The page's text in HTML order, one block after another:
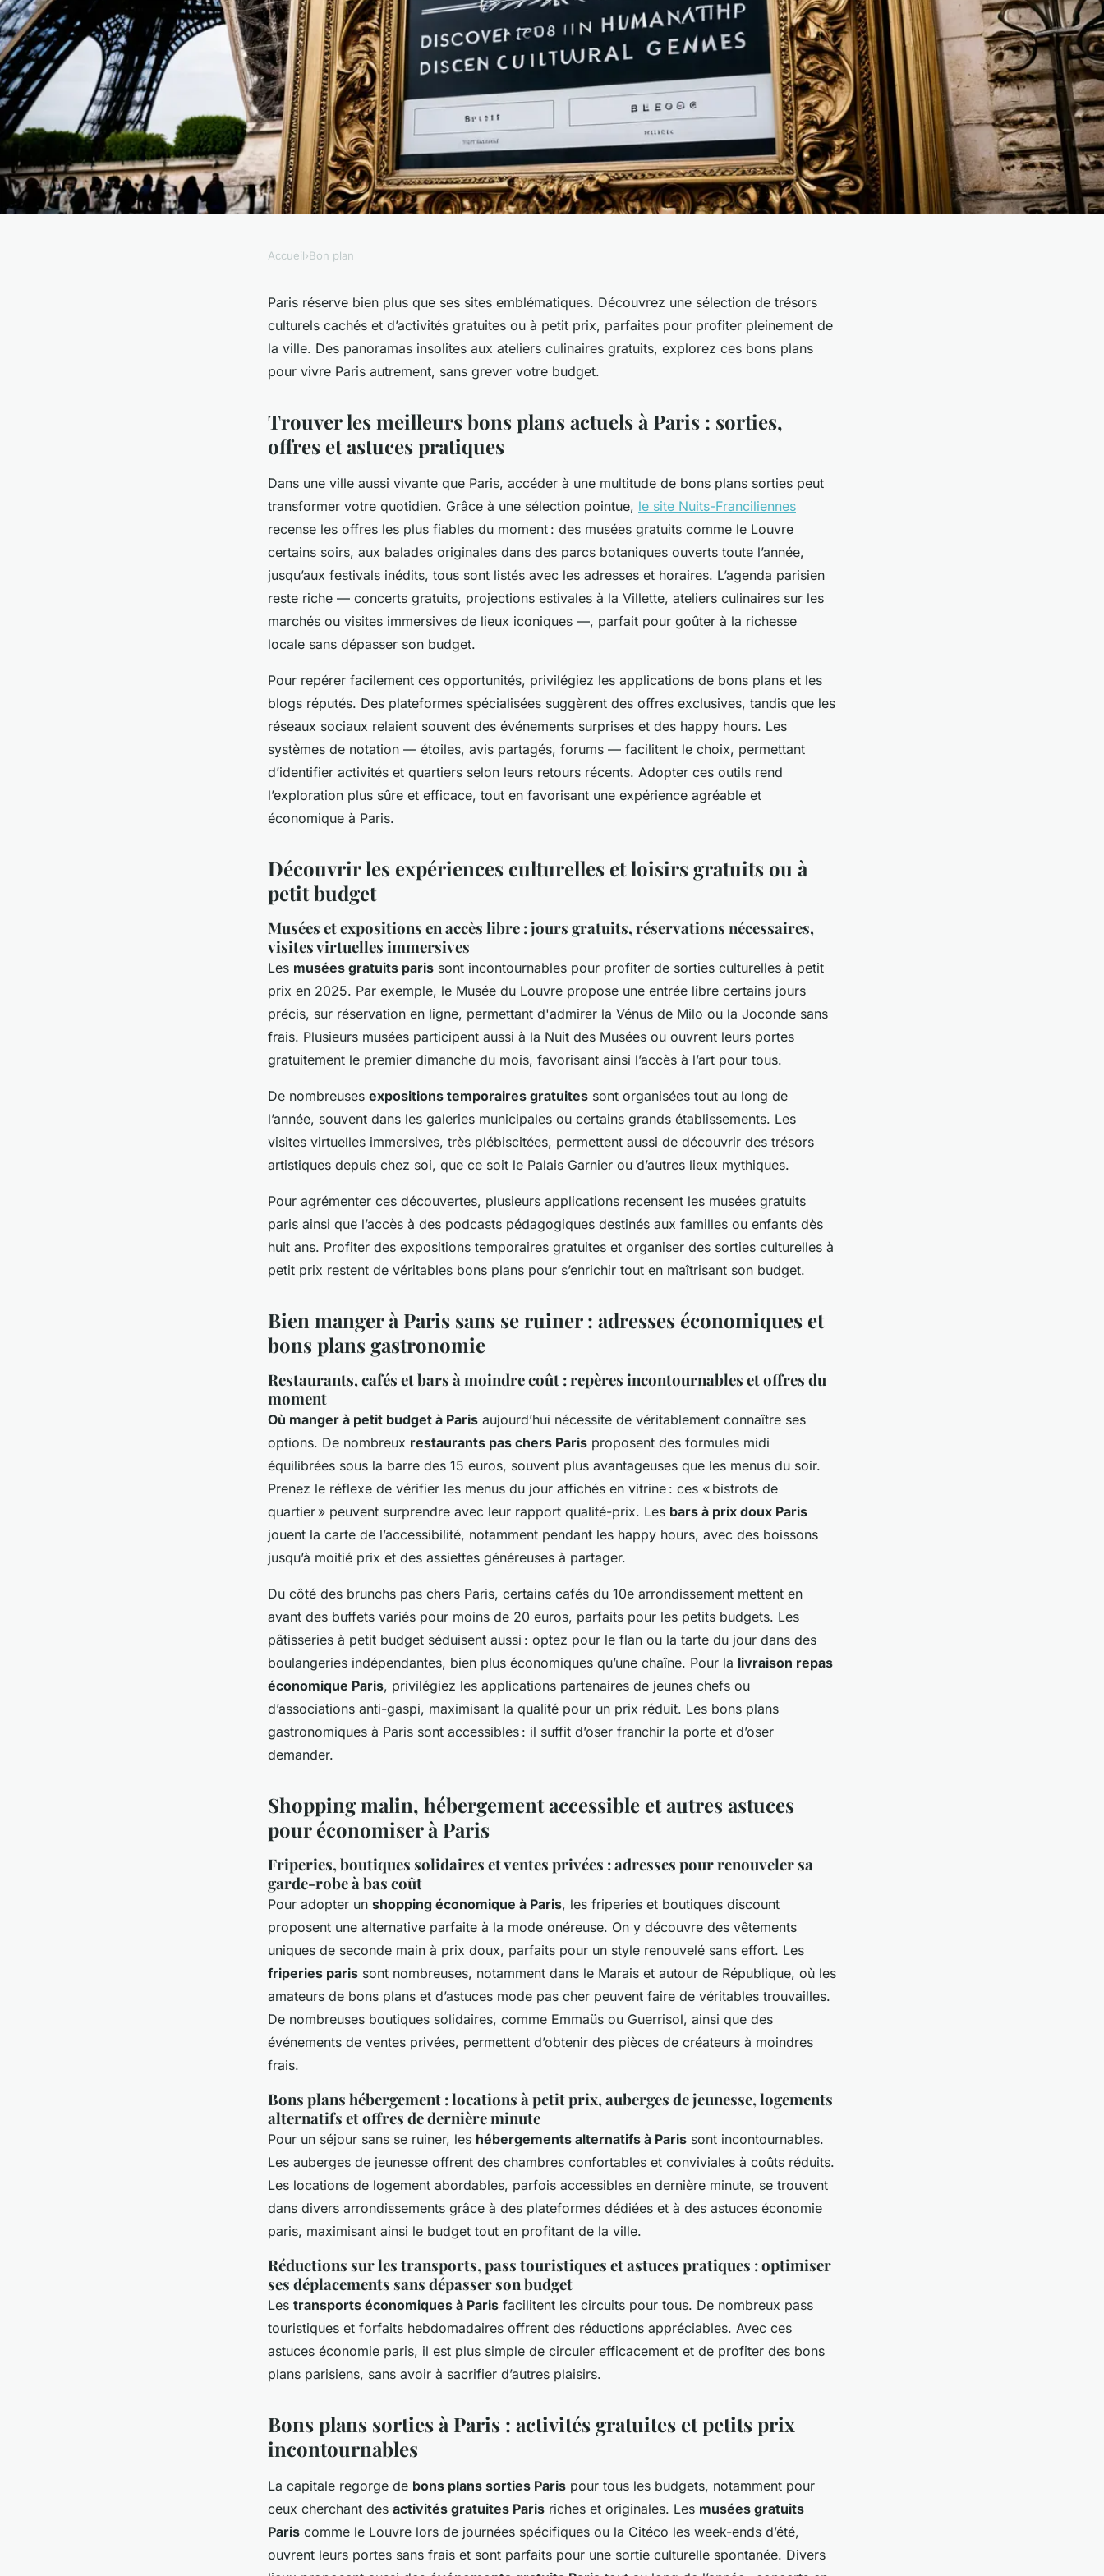
Bons plans à paris : découvrez des
trésors culturels cachés
Accueil›Bon plan
Paris réserve bien plus que ses sites emblématiques. Découvrez une sélection de trésors
culturels cachés et d’activités gratuites ou à petit prix, parfaites pour profiter pleinement de
la ville. Des panoramas insolites aux ateliers culinaires gratuits, explorez ces bons plans
pour vivre Paris autrement, sans grever votre budget.
Trouver les meilleurs bons plans actuels à Paris : sorties,
offres et astuces pratiques
Dans une ville aussi vivante que Paris, accéder à une multitude de bons plans sorties peut
transformer votre quotidien. Grâce à une sélection pointue, le site Nuits-Franciliennes
recense les offres les plus fiables du moment : des musées gratuits comme le Louvre
certains soirs, aux balades originales dans des parcs botaniques ouverts toute l’année,
jusqu’aux festivals inédits, tous sont listés avec les adresses et horaires. L’agenda parisien
reste riche — concerts gratuits, projections estivales à la Villette, ateliers culinaires sur les
marchés ou visites immersives de lieux iconiques —, parfait pour goûter à la richesse
locale sans dépasser son budget.
Pour repérer facilement ces opportunités, privilégiez les applications de bons plans et les
blogs réputés. Des plateformes spécialisées suggèrent des offres exclusives, tandis que les
réseaux sociaux relaient souvent des événements surprises et des happy hours. Les
systèmes de notation — étoiles, avis partagés, forums — facilitent le choix, permettant
d’identifier activités et quartiers selon leurs retours récents. Adopter ces outils rend
l’exploration plus sûre et efficace, tout en favorisant une expérience agréable et
économique à Paris.
Découvrir les expériences culturelles et loisirs gratuits ou à
petit budget
Musées et expositions en accès libre : jours gratuits, réservations nécessaires,
visites virtuelles immersives
Les musées gratuits paris sont incontournables pour profiter de sorties culturelles à petit
prix en 2025. Par exemple, le Musée du Louvre propose une entrée libre certains jours
précis, sur réservation en ligne, permettant d'admirer la Vénus de Milo ou la Joconde sans
frais. Plusieurs musées participent aussi à la Nuit des Musées ou ouvrent leurs portes
gratuitement le premier dimanche du mois, favorisant ainsi l’accès à l’art pour tous.
De nombreuses expositions temporaires gratuites sont organisées tout au long de
l’année, souvent dans les galeries municipales ou certains grands établissements. Les
visites virtuelles immersives, très plébiscitées, permettent aussi de découvrir des trésors
artistiques depuis chez soi, que ce soit le Palais Garnier ou d’autres lieux mythiques.
Pour agrémenter ces découvertes, plusieurs applications recensent les musées gratuits
paris ainsi que l’accès à des podcasts pédagogiques destinés aux familles ou enfants dès
huit ans. Profiter des expositions temporaires gratuites et organiser des sorties culturelles à
petit prix restent de véritables bons plans pour s’enrichir tout en maîtrisant son budget.
Bien manger à Paris sans se ruiner : adresses économiques et
bons plans gastronomie
Restaurants, cafés et bars à moindre coût : repères incontournables et offres du
moment
Où manger à petit budget à Paris aujourd’hui nécessite de véritablement connaître ses
options. De nombreux restaurants pas chers Paris proposent des formules midi
équilibrées sous la barre des 15 euros, souvent plus avantageuses que les menus du soir.
Prenez le réflexe de vérifier les menus du jour affichés en vitrine : ces « bistrots de
quartier » peuvent surprendre avec leur rapport qualité-prix. Les bars à prix doux Paris
jouent la carte de l’accessibilité, notamment pendant les happy hours, avec des boissons
jusqu’à moitié prix et des assiettes généreuses à partager.
Du côté des brunchs pas chers Paris, certains cafés du 10e arrondissement mettent en
avant des buffets variés pour moins de 20 euros, parfaits pour les petits budgets. Les
pâtisseries à petit budget séduisent aussi : optez pour le flan ou la tarte du jour dans des
boulangeries indépendantes, bien plus économiques qu’une chaîne. Pour la livraison repas
économique Paris, privilégiez les applications partenaires de jeunes chefs ou
d’associations anti-gaspi, maximisant la qualité pour un prix réduit. Les bons plans
gastronomiques à Paris sont accessibles : il suffit d’oser franchir la porte et d’oser
demander.
Shopping malin, hébergement accessible et autres astuces
pour économiser à Paris
Friperies, boutiques solidaires et ventes privées : adresses pour renouveler sa
garde-robe à bas coût
Pour adopter un shopping économique à Paris, les friperies et boutiques discount
proposent une alternative parfaite à la mode onéreuse. On y découvre des vêtements
uniques de seconde main à prix doux, parfaits pour un style renouvelé sans effort. Les
friperies paris sont nombreuses, notamment dans le Marais et autour de République, où les
amateurs de bons plans et d’astuces mode pas cher peuvent faire de véritables trouvailles.
De nombreuses boutiques solidaires, comme Emmaüs ou Guerrisol, ainsi que des
événements de ventes privées, permettent d’obtenir des pièces de créateurs à moindres
frais.
Bons plans hébergement : locations à petit prix, auberges de jeunesse, logements
alternatifs et offres de dernière minute
Pour un séjour sans se ruiner, les hébergements alternatifs à Paris sont incontournables.
Les auberges de jeunesse offrent des chambres confortables et conviviales à coûts réduits.
Les locations de logement abordables, parfois accessibles en dernière minute, se trouvent
dans divers arrondissements grâce à des plateformes dédiées et à des astuces économie
paris, maximisant ainsi le budget tout en profitant de la ville.
Réductions sur les transports, pass touristiques et astuces pratiques : optimiser
ses déplacements sans dépasser son budget
Les transports économiques à Paris facilitent les circuits pour tous. De nombreux pass
touristiques et forfaits hebdomadaires offrent des réductions appréciables. Avec ces
astuces économie paris, il est plus simple de circuler efficacement et de profiter des bons
plans parisiens, sans avoir à sacrifier d’autres plaisirs.
Bons plans sorties à Paris : activités gratuites et petits prix
incontournables
La capitale regorge de bons plans sorties Paris pour tous les budgets, notamment pour
ceux cherchant des activités gratuites Paris riches et originales. Les musées gratuits
Paris comme le Louvre lors de journées spécifiques ou la Citéco les week-ends d’été,
ouvrent leurs portes sans frais et sont parfaits pour une sortie culturelle spontanée. Divers